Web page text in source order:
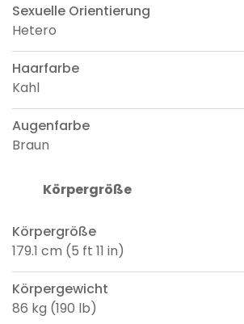
Sexuelle Orientierung
Hetero
Haarfarbe
Kahl
Augenfarbe
Braun
Körpergröße
Körpergröße
179.1 cm (5 ft 11 in)
Körpergewicht
86 kg (190 lb)